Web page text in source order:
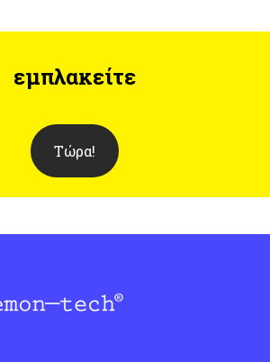
εμπλακείτε
Τώρα!